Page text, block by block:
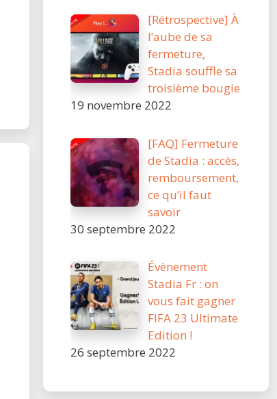
[Rétrospective] À
l’aube de sa
fermeture,
Stadia souffle sa
troisième bougie
19 novembre 2022
[FAQ] Fermeture
de Stadia : accès,
remboursement,
ce qu’il faut
savoir
30 septembre 2022
Évènement
Stadia Fr : on
vous fait gagner
FIFA 23 Ultimate
Edition !
26 septembre 2022